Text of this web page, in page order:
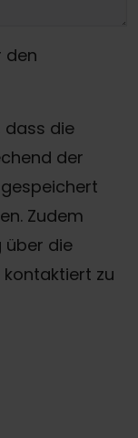
den
dass die
der
gespeichert
Zudem
über die
zu